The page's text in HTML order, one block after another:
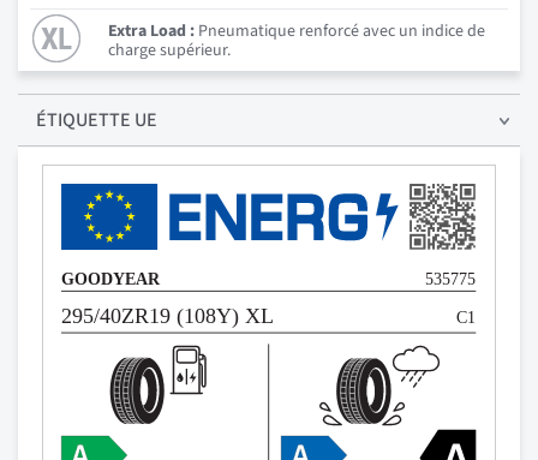
Extra Load : Pneumatique renforcé avec un indice de
charge supérieur.
ÉTIQUETTE UE